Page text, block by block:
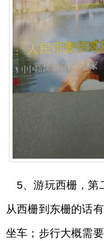
5、游玩西栅，第
从西栅到东栅的话
坐车；步行大概需